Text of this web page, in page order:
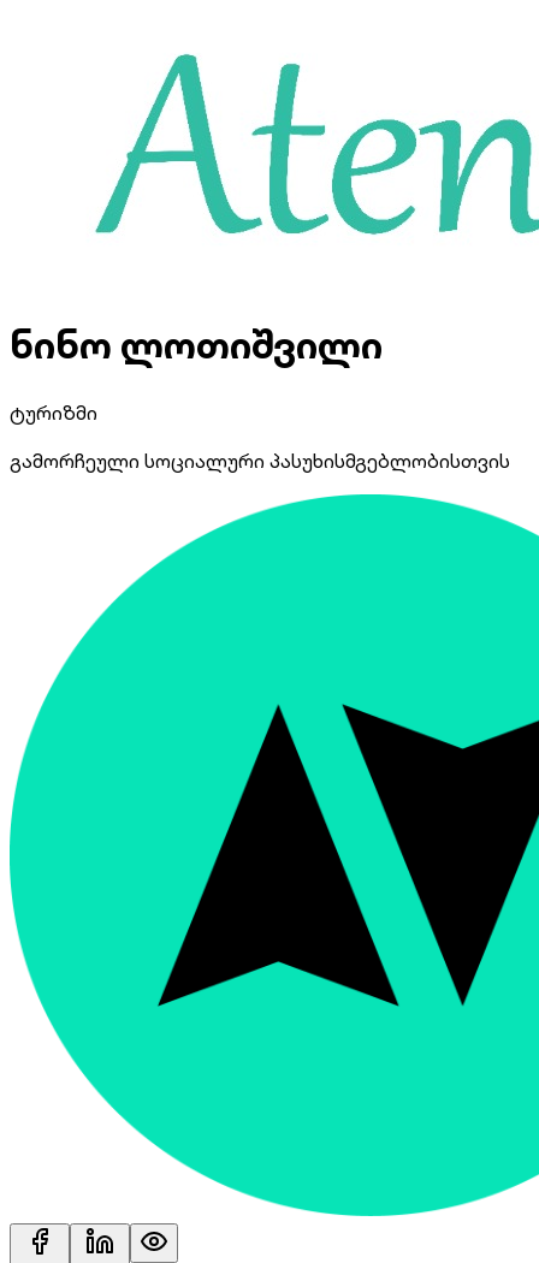
ნინო ლოთიშვილი
ტურიზმი
გამორჩეული სოციალური პასუხისმგებლობისთვის